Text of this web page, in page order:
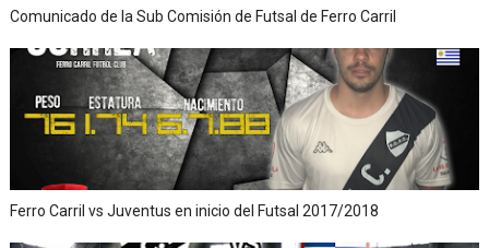
Comunicado de la Sub Comisión de Futsal de Ferro Carril
Ferro Carril vs Juventus en inicio del Futsal 2017/2018